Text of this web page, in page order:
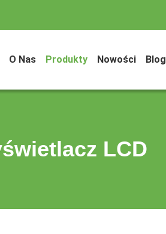
O Nas Produkty Nowości Blog
LCD